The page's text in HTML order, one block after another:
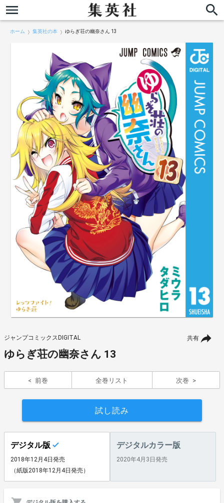
ホーム 集英社の本 ゆらぎ荘の幽奈さん 13
共有
ジャンプコミックスDIGITAL
ゆらぎ荘の幽奈さん 13
前巻 全巻リスト 次巻
試し読み
デジタル版
2018年12月4日発売
（紙版2018年12月4日発売）
デジタルカラー版
2020年4月3日発売